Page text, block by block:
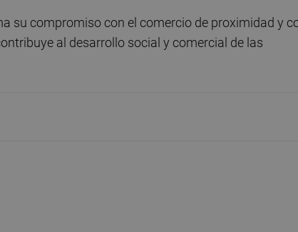
su compromiso con el comercio de proximidad y
al desarrollo social y comercial de las